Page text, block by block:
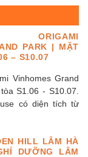
ORIGAMI
PARK | MẶT
– S10.07
Vinhomes Grand
S1.06 - S10.07.
có diện tích từ
HILL LÂM HÀ
DƯỠNG LÂM